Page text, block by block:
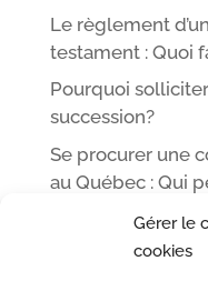
Gérer le
cookies
Le règlement
testament : Quoi
Pourquoi
succession?
Se procurer une
au Québec : Qui